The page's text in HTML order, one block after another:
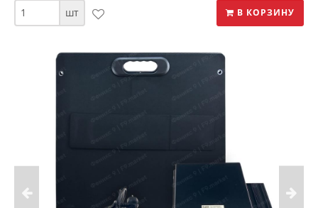
шт В КОРЗИНУ